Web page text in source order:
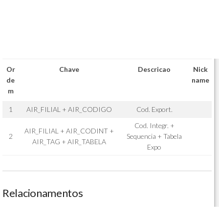
Or
de
m
Chave Descricao
Nick
name
1 AIR_FILIAL + AIR_CODIGO Cod. Export.
2
AIR_FILIAL + AIR_CODINT +
AIR_TAG + AIR_TABELA
Cod. Integr. +
Sequencia + Tabela
Expo
Relacionamentos